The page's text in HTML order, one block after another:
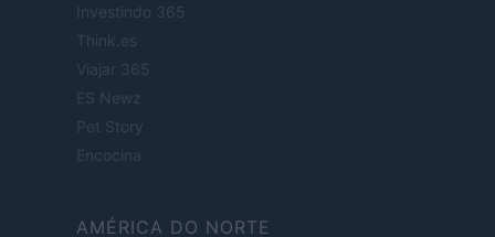
Investindo 365
Think.es
Viajar 365
ES Newz
Pet Story
Encocina
AMÉRICA DO NORTE